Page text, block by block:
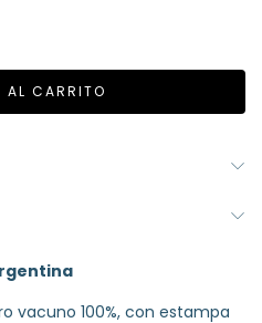
vacuno 100%, con estampa